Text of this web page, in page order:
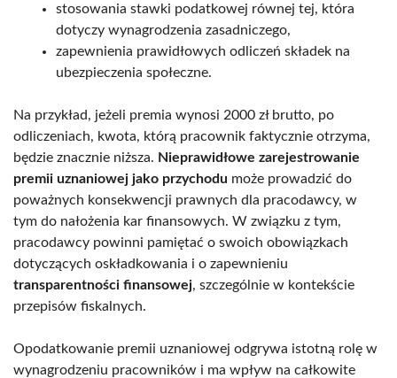
stosowania stawki podatkowej równej tej, która
dotyczy wynagrodzenia zasadniczego,
zapewnienia prawidłowych odliczeń składek na
ubezpieczenia społeczne.
Na przykład, jeżeli premia wynosi 2000 zł brutto, po
odliczeniach, kwota, którą pracownik faktycznie otrzyma,
będzie znacznie niższa. Nieprawidłowe zarejestrowanie
premii uznaniowej jako przychodu może prowadzić do
poważnych konsekwencji prawnych dla pracodawcy, w
tym do nałożenia kar finansowych. W związku z tym,
pracodawcy powinni pamiętać o swoich obowiązkach
dotyczących oskładkowania i o zapewnieniu
transparentności finansowej, szczególnie w kontekście
przepisów fiskalnych.
Opodatkowanie premii uznaniowej odgrywa istotną rolę w
wynagrodzeniu pracowników i ma wpływ na całkowite